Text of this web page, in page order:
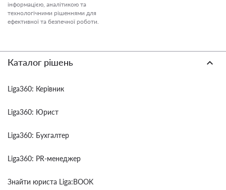
інформацією, аналітикою та
технологічними рішеннями для
ефективної та безпечної роботи.
Каталог рішень
Liga360: Керівник
Liga360: Юрист
Liga360: Бухгалтер
Liga360: PR-менеджер
Знайти юриста Liga:BOOK